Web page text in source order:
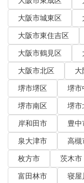
大阪市城東区
大阪市東住吉区
大阪市鶴見区
大阪市北区
大
堺市堺区
堺市
堺市南区
堺市
岸和田市
豊中
泉大津市
高槻
枚方市
茨木市
富田林市
寝屋